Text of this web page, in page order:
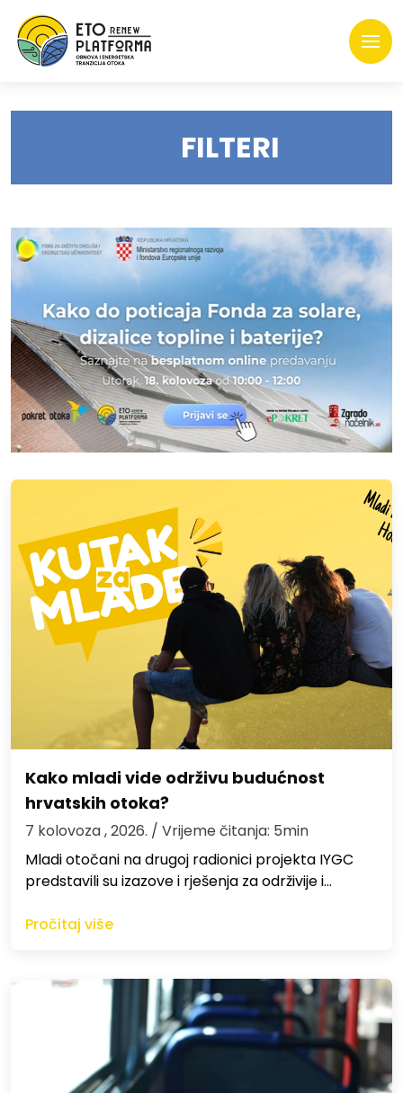
FILTERI
Kako mladi vide održivu budućnost
hrvatskih otoka?
7 kolovoza , 2026. / Vrijeme čitanja: 5min
Mladi otočani na drugoj radionici projekta IYGC
predstavili su izazove i rješenja za održivije i…
Pročitaj više